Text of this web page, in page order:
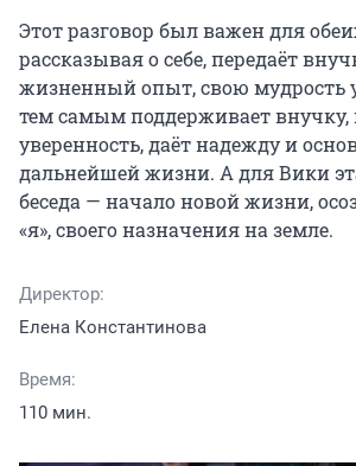
Этот разговор был важен для
рассказывая о себе, передаёт
жизненный опыт, свою мудрость
тем самым поддерживает внучку,
уверенность, даёт надежду и
дальнейшей жизни. А для Вики
беседа — начало новой жизни,
«я», своего назначения на земле.
Директор:
Елена Константинова
Время:
110 мин.